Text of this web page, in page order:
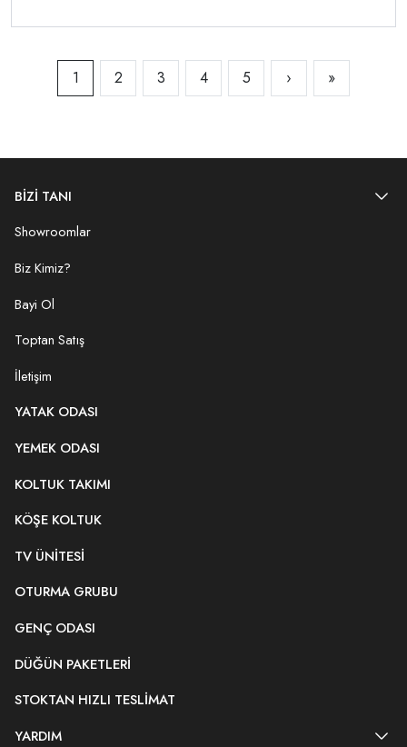
1 2 3 4 5 › »
BİZİ TANI
Showroomlar
Biz Kimiz?
Bayi Ol
Toptan Satış
İletişim
YATAK ODASI
YEMEK ODASI
KOLTUK TAKIMI
KÖŞE KOLTUK
TV ÜNITESI
OTURMA GRUBU
GENÇ ODASI
DÜĞÜN PAKETLERI
STOKTAN HIZLI TESLIMAT
YARDIM